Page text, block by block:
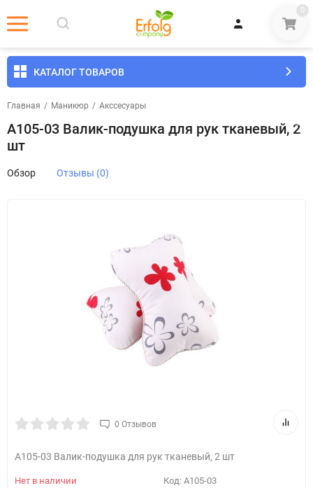
0
КАТАЛОГ ТОВАРОВ
Главная / Маникюр / Акссесуары
А105-03 Валик-подушка для рук тканевый, 2
шт
Обзор Отзывы (0)
0 Отзывов
А105-03 Валик-подушка для рук тканевый, 2 шт
Нет в наличии Код: А105-03